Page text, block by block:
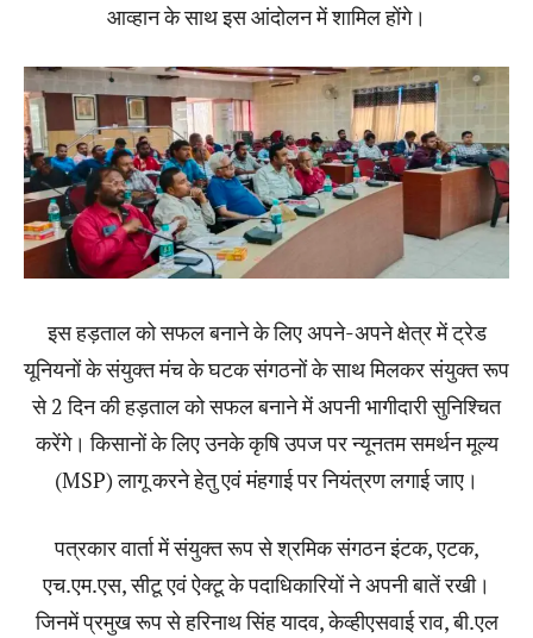
आव्हान के साथ इस आंदोलन में शामिल होंगे।
इस हड़ताल को सफल बनाने के लिए अपने-अपने क्षेत्र में ट्रेड
यूनियनों के संयुक्त मंच के घटक संगठनों के साथ मिलकर संयुक्त रूप
से 2 दिन की हड़ताल को सफल बनाने में अपनी भागीदारी सुनिश्चित
करेंगे। किसानों के लिए उनके कृषि उपज पर न्यूनतम समर्थन मूल्य
(MSP) लागू करने हेतु एवं मंहगाई पर नियंत्रण लगाई जाए।
पत्रकार वार्ता में संयुक्त रूप से श्रमिक संगठन इंटक, एटक,
एच.एम.एस, सीटू एवं ऐक्टू के पदाधिकारियों ने अपनी बातें रखी।
जिनमें प्रमुख रूप से हरिनाथ सिंह यादव, केव्हीएसवाई राव, बी.एल